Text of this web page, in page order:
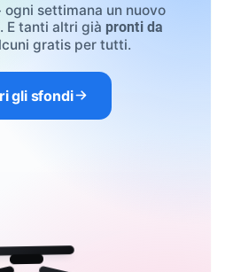
ogni settimana un nuovo
E tanti altri già pronti da
gratis per tutti.
gli sfondi